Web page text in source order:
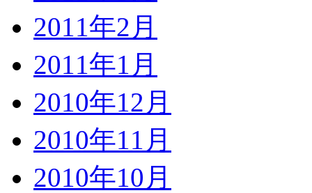
2011年2月
2011年1月
2010年12月
2010年11月
2010年10月